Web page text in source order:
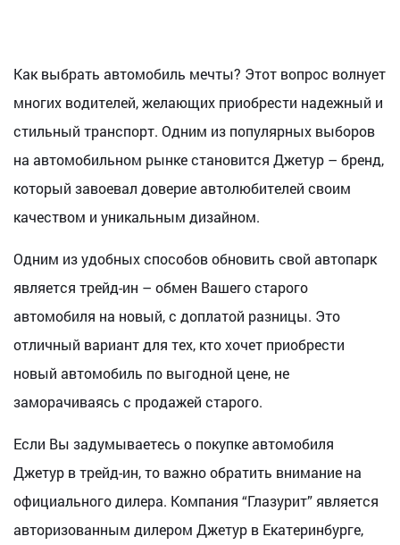
Как выбрать автомобиль мечты? Этот вопрос волнует
многих водителей, желающих приобрести надежный и
стильный транспорт. Одним из популярных выборов
на автомобильном рынке становится Джетур – бренд,
который завоевал доверие автолюбителей своим
качеством и уникальным дизайном.
Одним из удобных способов обновить свой автопарк
является трейд-ин – обмен Вашего старого
автомобиля на новый, с доплатой разницы. Это
отличный вариант для тех, кто хочет приобрести
новый автомобиль по выгодной цене, не
заморачиваясь с продажей старого.
Если Вы задумываетесь о покупке автомобиля
Джетур в трейд-ин, то важно обратить внимание на
официального дилера. Компания “Глазурит” является
авторизованным дилером Джетур в Екатеринбурге,